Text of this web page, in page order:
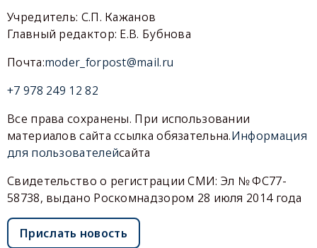
Учредитель: С.П. Кажанов
Главный редактор: Е.В. Бубнова
Почта:moder_forpost@mail.ru
+7 978 249 12 82
Все права сохранены. При использовании
материалов сайта ссылка обязательна.Информация
для пользователейсайта
Свидетельство о регистрации СМИ: Эл № ФС77-
58738, выдано Роскомнадзором 28 июля 2014 года
Прислать новость